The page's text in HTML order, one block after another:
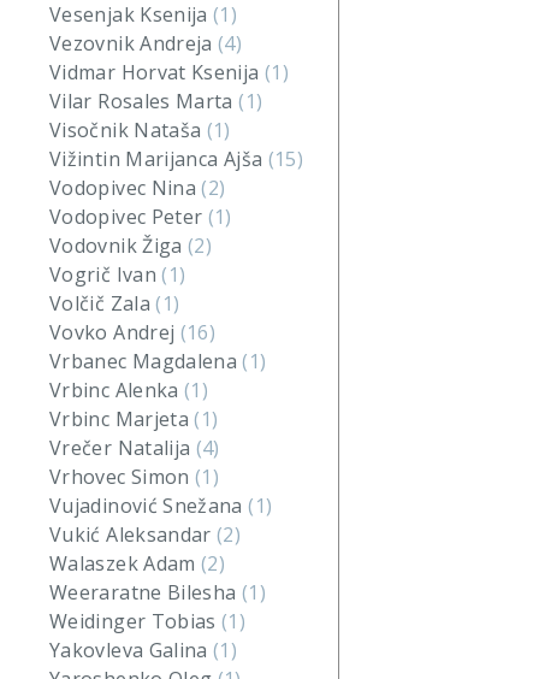
Vesenjak Ksenija(1)
Vezovnik Andreja(4)
Vidmar Horvat Ksenija (1)
Vilar Rosales Marta(1)
Visočnik Nataša (1)
Vižintin Marijanca Ajša (15)
Vodopivec Nina(2)
Vodopivec Peter (1)
Vodovnik Žiga(2)
Vogrič Ivan(1)
Volčič Zala(1)
Vovko Andrej (16)
Vrbanec Magdalena(1)
Vrbinc Alenka(1)
Vrbinc Marjeta(1)
Vrečer Natalija (4)
Vrhovec Simon(1)
Vujadinović Snežana(1)
Vukić Aleksandar(2)
Walaszek Adam(2)
Weeraratne Bilesha (1)
Weidinger Tobias(1)
Yakovleva Galina(1)